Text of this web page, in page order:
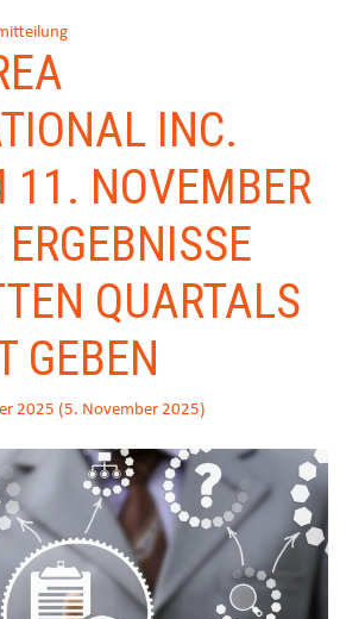
INC.
11. NOVEMBER
QUARTALS
GEBEN
2025 (5. November 2025)